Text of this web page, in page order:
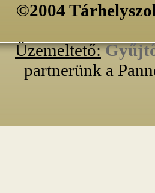
©2004
Üzemeltető:
partnerünk a